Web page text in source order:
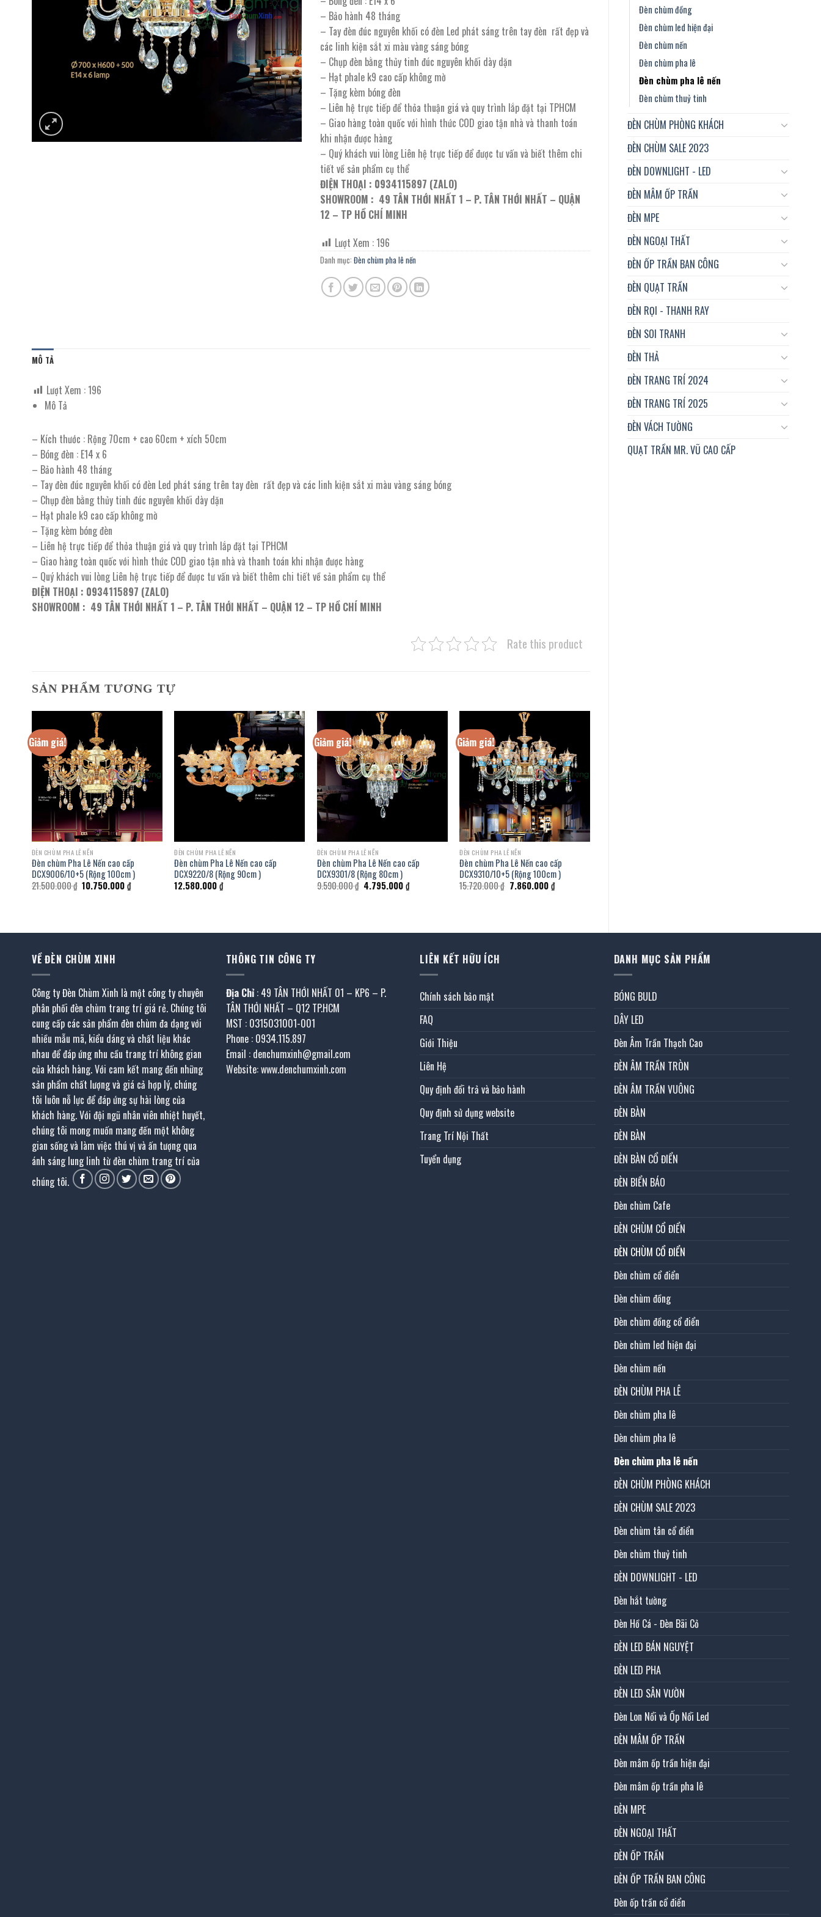
Đèn chùm đồng
Đèn chùm led hiện đại
Đèn chùm nến
Đèn chùm pha lê
Đèn chùm pha lê nến
Đèn chùm thuỷ tinh
ĐÈN CHÙM PHÒNG KHÁCH
ĐÈN CHÙM SALE 2023
ĐÈN DOWNLIGHT - LED
ĐÈN MÂM ỐP TRẦN
ĐÈN MPE
ĐÈN NGOẠI THẤT
ĐÈN ỐP TRẦN BAN CÔNG
ĐÈN QUẠT TRẦN
ĐÈN RỌI - THANH RAY
ĐÈN SOI TRANH
ĐÈN THẢ
ĐÈN TRANG TRÍ 2024
ĐÈN TRANG TRÍ 2025
ĐÈN VÁCH TƯỜNG
QUẠT TRẦN MR. VŨ CAO CẤP
7.960.000 ₫.
3.980.000 ₫.
– Bảo hành 48 tháng
– Tay đèn đúc nguyên khối có đèn Led phát sáng trên tay đèn rất đẹp và
các linh kiện sắt xi màu vàng sáng bóng
– Chụp đèn bằng thủy tinh đúc nguyên khối dày dặn
– Hạt phale k9 cao cấp không mờ
– Tặng kèm bóng đèn
– Liên hệ trực tiếp để thỏa thuận giá và quy trình lắp đặt tại TPHCM
– Giao hàng toàn quốc với hình thức COD giao tận nhà và thanh toán
khi nhận được hàng
– Quý khách vui lòng Liên hệ trực tiếp để được tư vấn và biết thêm chi
tiết về sản phẩm cụ thể
ĐIỆN THOẠI : 0934115897 (ZALO)
SHOWROOM : 49 TÂN THỚI NHẤT 1 – P. TÂN THỚI NHẤT – QUẬN
12 – TP HỒ CHÍ MINH
Lượt Xem :196
Danh mục: Đèn chùm pha lê nến
MÔ TẢ
Lượt Xem :196
Mô Tả
– Kích thước : Rộng 70cm + cao 60cm + xích 50cm
– Bóng đèn : E14 x 6
– Bảo hành 48 tháng
– Tay đèn đúc nguyên khối có đèn Led phát sáng trên tay đèn rất đẹp và các linh kiện sắt xi màu vàng sáng bóng
– Chụp đèn bằng thủy tinh đúc nguyên khối dày dặn
– Hạt phale k9 cao cấp không mờ
– Tặng kèm bóng đèn
– Liên hệ trực tiếp để thỏa thuận giá và quy trình lắp đặt tại TPHCM
– Giao hàng toàn quốc với hình thức COD giao tận nhà và thanh toán khi nhận được hàng
– Quý khách vui lòng Liên hệ trực tiếp để được tư vấn và biết thêm chi tiết về sản phẩm cụ thể
ĐIỆN THOẠI : 0934115897 (ZALO)
SHOWROOM : 49 TÂN THỚI NHẤT 1 – P. TÂN THỚI NHẤT – QUẬN 12 – TP HỒ CHÍ MINH
Rate this product
SẢN PHẨM TƯƠNG TỰ
Giảm giá!
ĐÈN CHÙM PHA LÊ NẾN
Đèn chùm Pha Lê Nến cao cấp
DCX9006/10+5 (Rộng 100cm )
21.500.000₫ Giá
gốc
10.750.000₫Giá
ĐÈN CHÙM PHA LÊ NẾN
Đèn chùm Pha Lê Nến cao cấp
DCX9220/8 (Rộng 90cm )
12.580.000₫
Giảm giá!
ĐÈN CHÙM PHA LÊ NẾN
Đèn chùm Pha Lê Nến cao cấp
DCX9301/8 (Rộng 80cm )
9.590.000₫ Giá
gốc
4.795.000₫Giá
Giảm giá!
ĐÈN CHÙM PHA LÊ NẾN
Đèn chùm Pha Lê Nến cao cấp
DCX9310/10+5 (Rộng 100cm )
15.720.000₫ Giá
gốc
7.860.000₫Giá
hiện
VỀ ĐÈN CHÙM XINH
Công ty Đèn Chùm Xinh là một công ty chuyên
phân phối đèn chùm trang trí giá rẻ. Chúng tôi
cung cấp các sản phẩm đèn chùm đa dạng với
nhiều mẫu mã, kiểu dáng và chất liệu khác
nhau để đáp ứng nhu cầu trang trí không gian
của khách hàng. Với cam kết mang đến những
sản phẩm chất lượng và giá cả hợp lý, chúng
tôi luôn nỗ lực để đáp ứng sự hài lòng của
khách hàng. Với đội ngũ nhân viên nhiệt huyết,
chúng tôi mong muốn mang đến một không
gian sống và làm việc thú vị và ấn tượng qua
ánh sáng lung linh từ đèn chùm trang trí của
chúng tôi.
THÔNG TIN CÔNG TY
Địa Chỉ : 49 TÂN THỚI NHẤT 01 – KP6 – P.
TÂN THỚI NHẤT – Q12 TP.HCM
MST : 0315031001-001
Phone : 0934.115.897
Email : denchumxinh@gmail.com
Website: www.denchumxinh.com
LIÊN KẾT HỮU ÍCH
Chính sách bảo mật
FAQ
Giới Thiệu
Liên Hệ
Quy định đổi trả và bảo hành
Quy định sử dụng website
Trang Trí Nội Thất
Tuyển dụng
DANH MỤC SẢN PHẨM
BÓNG BULD
DÂY LED
Đèn Âm Trần Thạch Cao
ĐÈN ÂM TRẦN TRÒN
ĐÈN ÂM TRẦN VUÔNG
ĐÈN BÀN
ĐÈN BÀN
ĐÈN BÀN CỔ ĐIỂN
ĐÈN BIỂN BÁO
Đèn chùm Cafe
ĐÈN CHÙM CỔ ĐIỂN
ĐÈN CHÙM CỔ ĐIỂN
Đèn chùm cổ điển
Đèn chùm đồng
Đèn chùm đồng cổ điển
Đèn chùm led hiện đại
Đèn chùm nến
ĐÈN CHÙM PHA LÊ
Đèn chùm pha lê
Đèn chùm pha lê
Đèn chùm pha lê nến
ĐÈN CHÙM PHÒNG KHÁCH
ĐÈN CHÙM SALE 2023
Đèn chùm tân cổ điển
Đèn chùm thuỷ tinh
ĐÈN DOWNLIGHT - LED
Đèn hắt tường
Đèn Hồ Cá - Đèn Bãi Cỏ
ĐÈN LED BÁN NGUYỆT
ĐÈN LED PHA
ĐÈN LED SÂN VƯỜN
Đèn Lon Nổi và Ốp Nổi Led
ĐÈN MÂM ỐP TRẦN
Đèn mâm ốp trần hiện đại
Đèn mâm ốp trần pha lê
ĐÈN MPE
ĐÈN NGOẠI THẤT
ĐÈN ỐP TRẦN
ĐÈN ỐP TRẦN BAN CÔNG
Đèn ốp trần cổ điển